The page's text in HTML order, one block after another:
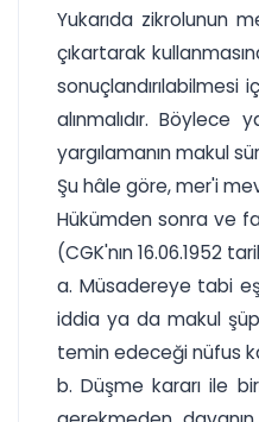
Yukarıda zikrolunun
çıkartarak
sonuçlandırılabilmesi
alınmalıdır. Böylece
yargılamanın makul
Şu hâle göre, mer'i
Hükümden sonra ve
(CGK'nın 16.06.1952
a. Müsadereye tabi
iddia ya da makul
temin edeceği nüfus
b. Düşme kararı ile